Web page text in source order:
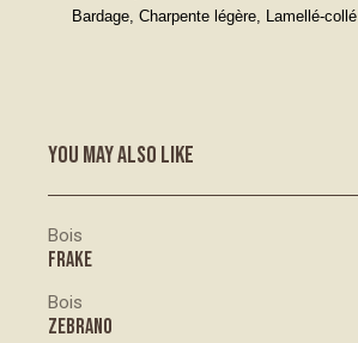
Bardage, Charpente légère, Lamellé-collé
YOU MAY ALSO LIKE
Bois
FRAKE
Bois
ZEBRANO